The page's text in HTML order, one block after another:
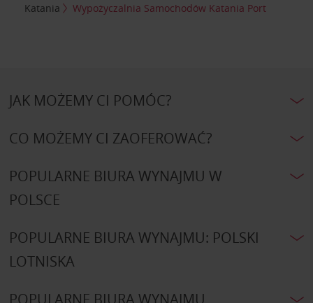
Katania
Wypożyczalnia Samochodów Katania Port
JAK MOŻEMY CI POMÓC?
CO MOŻEMY CI ZAOFEROWAĆ?
POPULARNE BIURA WYNAJMU W
POLSCE
POPULARNE BIURA WYNAJMU: POLSKI
LOTNISKA
POPULARNE BIURA WYNAJMU